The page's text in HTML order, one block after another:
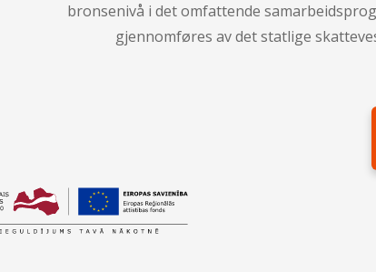
bronsenivå i det omfattende
gjennomføres av det statlige